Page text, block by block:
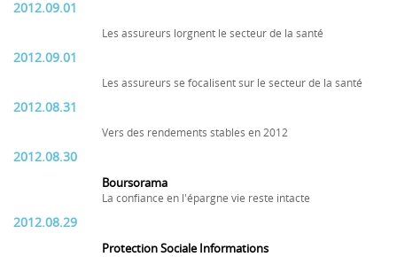
2012.09.01
Les assureurs lorgnent le secteur de la santé
2012.09.01
Les assureurs se focalisent sur le secteur de la santé
2012.08.31
Vers des rendements stables en 2012
2012.08.30
Boursorama
La confiance en l'épargne vie reste intacte
2012.08.29
Protection Sociale Informations